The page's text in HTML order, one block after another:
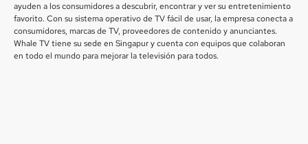
ayuden a los consumidores a descubrir, encontrar y ver su entretenimiento
favorito. Con su sistema operativo de TV fácil de usar, la empresa conecta a
consumidores, marcas de TV, proveedores de contenido y anunciantes.
Whale TV tiene su sede en Singapur y cuenta con equipos que colaboran
en todo el mundo para mejorar la televisión para todos.